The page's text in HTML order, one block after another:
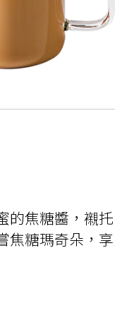
的焦糖醬，襯
焦糖瑪奇朵，